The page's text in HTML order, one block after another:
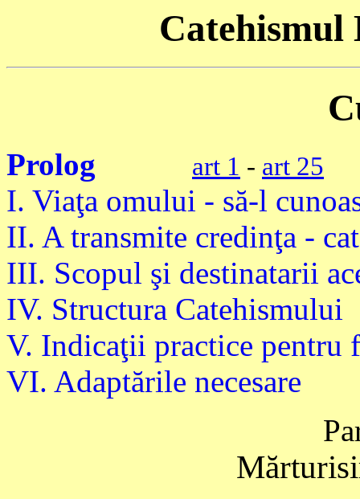
Catehismul
Prolog art 1 - art 25
I. Viaţa omului - să-l
II. A transmite credinţa -
III. Scopul şi destinatarii
IV. Structura Catehismului
V. Indicaţii practice pentru
VI. Adaptările necesare